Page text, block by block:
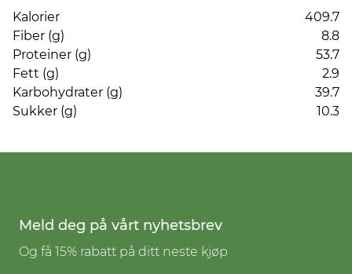
Kalorier
409.7
Fiber (g)
8.8
Proteiner (g)
53.7
Fett (g)
2.9
Karbohydrater (g)
39.7
Sukker (g)
10.3
Meld deg på vårt nyhetsbrev
Og få 15% rabatt på ditt neste kjøp